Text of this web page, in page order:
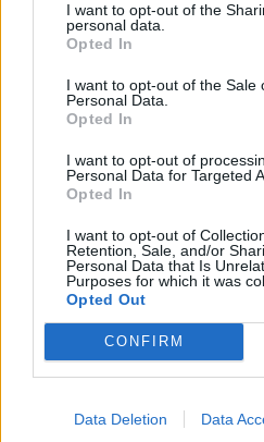
I want to opt-out of the
personal data.
Opted In
I want to opt-out of the Sale
Personal Data.
Opted In
I want to opt-out of
Personal Data for Targeted
Opted In
I want to opt-out of
Retention, Sale, and/or
Personal Data that Is
Purposes for which it was
Opted Out
CONFIRM
Data Deletion Data
A nyomozás adatai szerint a
Budapesten.
Működik a legális
tízezreket a legmelegebb